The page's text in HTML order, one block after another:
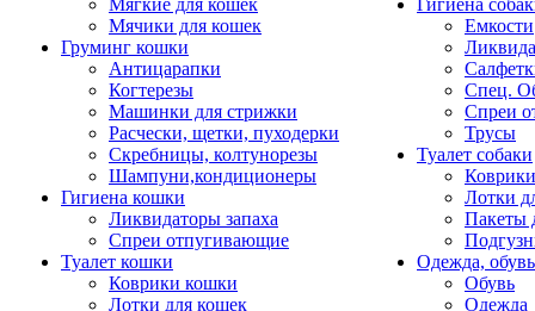
Мягкие для кошек
Мячики для кошек
Груминг кошки
Антицарапки
Когтерезы
Машинки для стрижки
Расчески, щетки, пуходерки
Скребницы, колтунорезы
Шампуни,кондиционеры
Гигиена кошки
Ликвидаторы запаха
Спреи отпугивающие
Туалет кошки
Коврики кошки
Лотки для кошек
Гигиена
Емкости
Спец.
Спреи
Трусы
Туалет собаки
Коврики
Лотки
Пакеты
Одежда, обувь
Обувь
Одежда